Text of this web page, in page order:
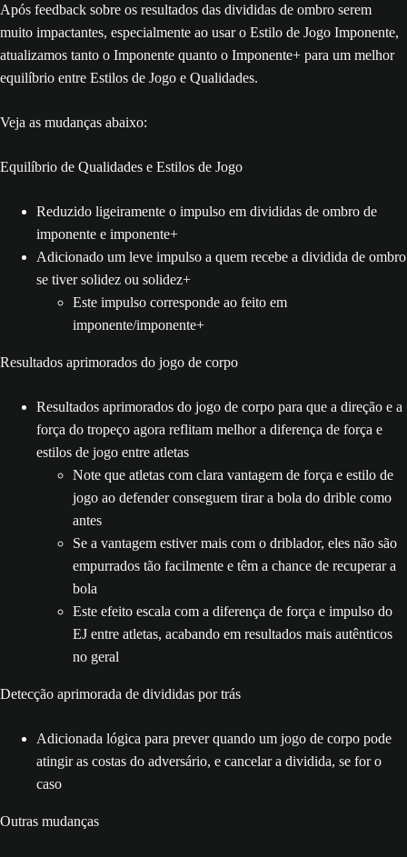
Após feedback sobre os resultados das divididas de ombro serem
muito impactantes, especialmente ao usar o Estilo de Jogo Imponente,
atualizamos tanto o Imponente quanto o Imponente+ para um melhor
equilíbrio entre Estilos de Jogo e Qualidades.
Veja as mudanças abaixo:
Equilíbrio de Qualidades e Estilos de Jogo
Reduzido ligeiramente o impulso em divididas de ombro de
imponente e imponente+
Adicionado um leve impulso a quem recebe a dividida de ombro
se tiver solidez ou solidez+
Este impulso corresponde ao feito em
imponente/imponente+
Resultados aprimorados do jogo de corpo
Resultados aprimorados do jogo de corpo para que a direção e a
força do tropeço agora reflitam melhor a diferença de força e
estilos de jogo entre atletas
Note que atletas com clara vantagem de força e estilo de
jogo ao defender conseguem tirar a bola do drible como
antes
Se a vantagem estiver mais com o driblador, eles não são
empurrados tão facilmente e têm a chance de recuperar a
bola
Este efeito escala com a diferença de força e impulso do
EJ entre atletas, acabando em resultados mais autênticos
no geral
Detecção aprimorada de divididas por trás
Adicionada lógica para prever quando um jogo de corpo pode
atingir as costas do adversário, e cancelar a dividida, se for o
caso
Outras mudanças